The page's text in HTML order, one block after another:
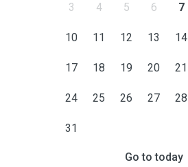
3 4 5 6 7
10 11 12 13 14
17 18 19 20 21
24 25 26 27 28
31
Go to today